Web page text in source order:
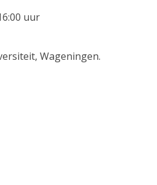
uur
Wageningen.